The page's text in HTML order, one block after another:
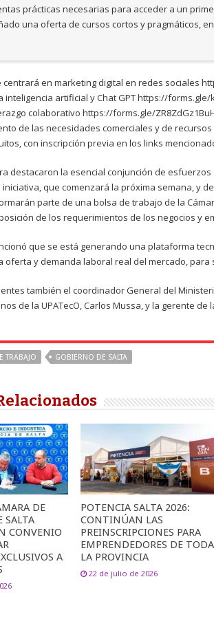
prácticas necesarias para acceder a un
una oferta de cursos cortos y pragmáticos,
en marketing digital en redes sociales
inteligencia artificial y Chat GPT https://forms.gle/
colaborativo https://forms.gle/
de las necesidades comerciales y de
con inscripción previa en los links
destacaron la esencial conjunción de
que comenzará la próxima semana, y
parte de una bolsa de trabajo de la
de los requerimientos de los negocios y
que se está generando una plataforma
oferta y demanda laboral real del mercado, para
también el coordinador General del
de la UPATecO, Carlos Mussa, y la gerente de
TRABAJO GOBIERNO DE SALTA
DE
SALTA
CONVENIO
A
POTENCIA SALTA 2026:
CONTINÚAN LAS
PREINSCRIPCIONES PARA
EMPRENDEDORES DE TODA
LA PROVINCIA
22 de julio de 2026